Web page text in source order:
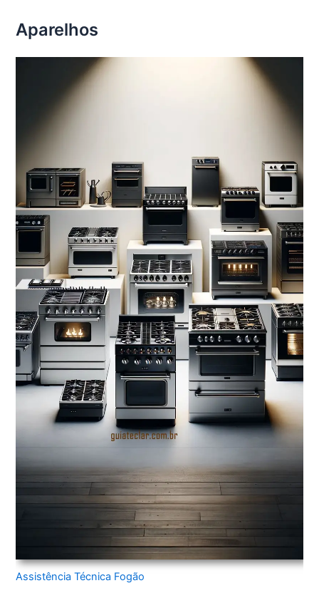
Aparelhos
Assistência Técnica Fogão